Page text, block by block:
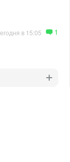
в 15:05 1